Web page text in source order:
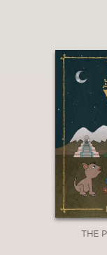
THE